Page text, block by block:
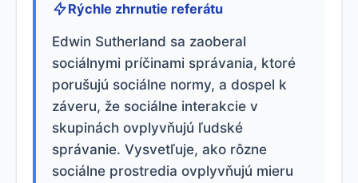
Rýchle zhrnutie referátu
Edwin Sutherland sa zaoberal
sociálnymi príčinami správania, ktoré
porušujú sociálne normy, a dospel k
záveru, že sociálne interakcie v
skupinách ovplyvňujú ľudské
správanie. Vysvetľuje, ako rôzne
sociálne prostredia ovplyvňujú mieru